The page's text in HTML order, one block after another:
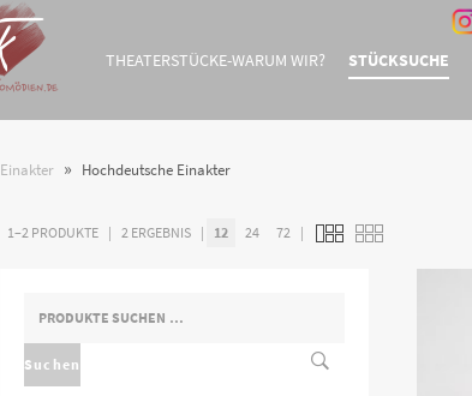
THEATERSTÜCKE-WARUM WIR? STÜCKSUCHE
Einakter » Hochdeutsche Einakter
1–2 PRODUKTE 2 ERGEBNIS 12 24 72
SUCHEN
NACH:
Suchen